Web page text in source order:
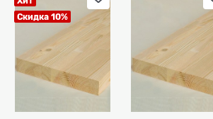
Скидка 10%